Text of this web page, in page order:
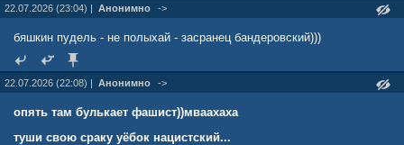
22.07.2026 (23:04) | Анонимно ->
бяшкин пудель - не полыхай - засранец бандеровский)))
22.07.2026 (22:08) | Анонимно ->
опять там булькает фашист))мваахаха
туши свою сраку уёбок нацистский...